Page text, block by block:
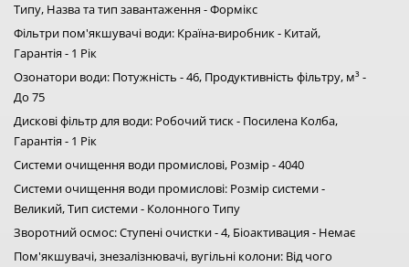
Типу, Назва та тип завантаження - Формікс
Фільтри пом'якшувачі води: Країна-виробник - Китай,
Гарантія - 1 Рік
Озонатори води: Потужність - 46, Продуктивність фільтру, м³ -
До 75
Дискові фільтр для води: Робочий тиск - Посилена Колба,
Гарантія - 1 Рік
Системи очищення води промислові, Розмір - 4040
Системи очищення води промислові: Розмір системи -
Великий, Тип системи - Колонного Типу
Зворотний осмос: Ступені очистки - 4, Біоактивация - Немає
Пом'якшувачі, знезалізнювачі, вугільні колони: Від чого